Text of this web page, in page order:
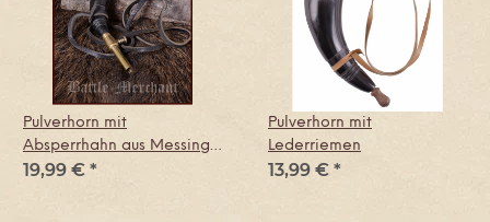
Pulverhorn mit
Absperrhahn aus Messing
und Lederband
19,99 € *
Pulverhorn mit
Lederriemen
13,99 € *